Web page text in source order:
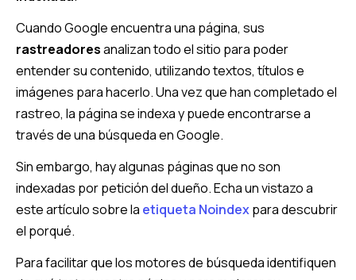
Cuando Google encuentra una página, sus
rastreadoresanalizan todo el sitio para poder
entender su contenido, utilizando textos, títulos e
imágenes para hacerlo. Una vez que han completado el
rastreo, la página se indexa y puede encontrarse a
través de una búsqueda en Google.
Sin embargo, hay algunas páginas que no son
indexadas por petición del dueño. Echa un vistazo a
este artículo sobre la etiqueta Noindexpara descubrir
el porqué.
Para facilitar que los motores de búsqueda identifiquen